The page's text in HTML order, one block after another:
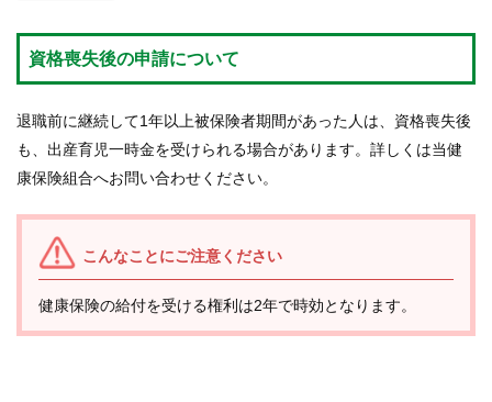
資格喪失後の申請について
退職前に継続して1年以上被保険者期間があった人は、資格喪失後
も、出産育児一時金を受けられる場合があります。詳しくは当健
康保険組合へお問い合わせください。
こんなことにご注意ください
健康保険の給付を受ける権利は2年で時効となります。